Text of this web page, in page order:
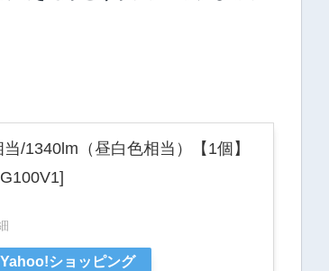
/1340lm（昼白色相当）【1個】
Yahoo!ショッピング